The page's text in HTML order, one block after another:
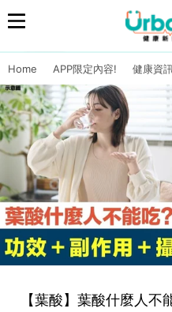
Home APP限定內容! 健康資
【葉酸】葉酸什麼人不